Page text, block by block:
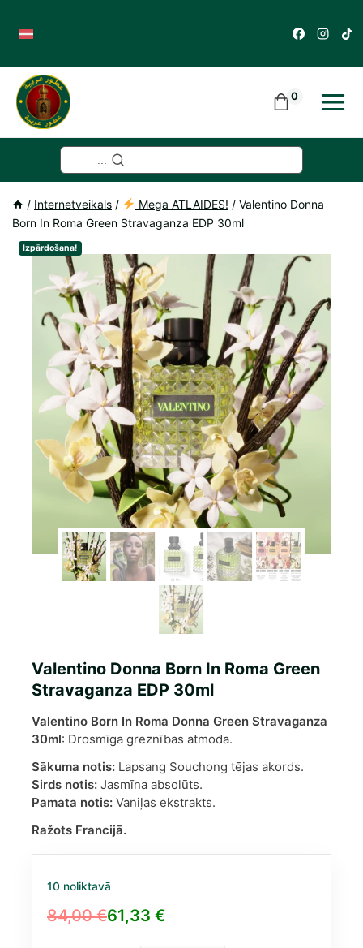
content
0
/ Internetveikals / Mega ATLAIDES! / Valentino Donna
Born In Roma Green Stravaganza EDP 30ml
Izpārdošana!
Valentino Donna Born In Roma Green
Stravaganza EDP 30ml
Valentino Born In Roma Donna Green Stravaganza
30ml: Drosmīga greznības atmoda.
Sākuma notis: Lapsang Souchong tējas akords.
Sirds notis: Jasmīna absolūts.
Pamata notis: Vaniļas ekstrakts.
Ražots Francijā.
10 noliktavā
84,00€
Original
61,33 €
Current